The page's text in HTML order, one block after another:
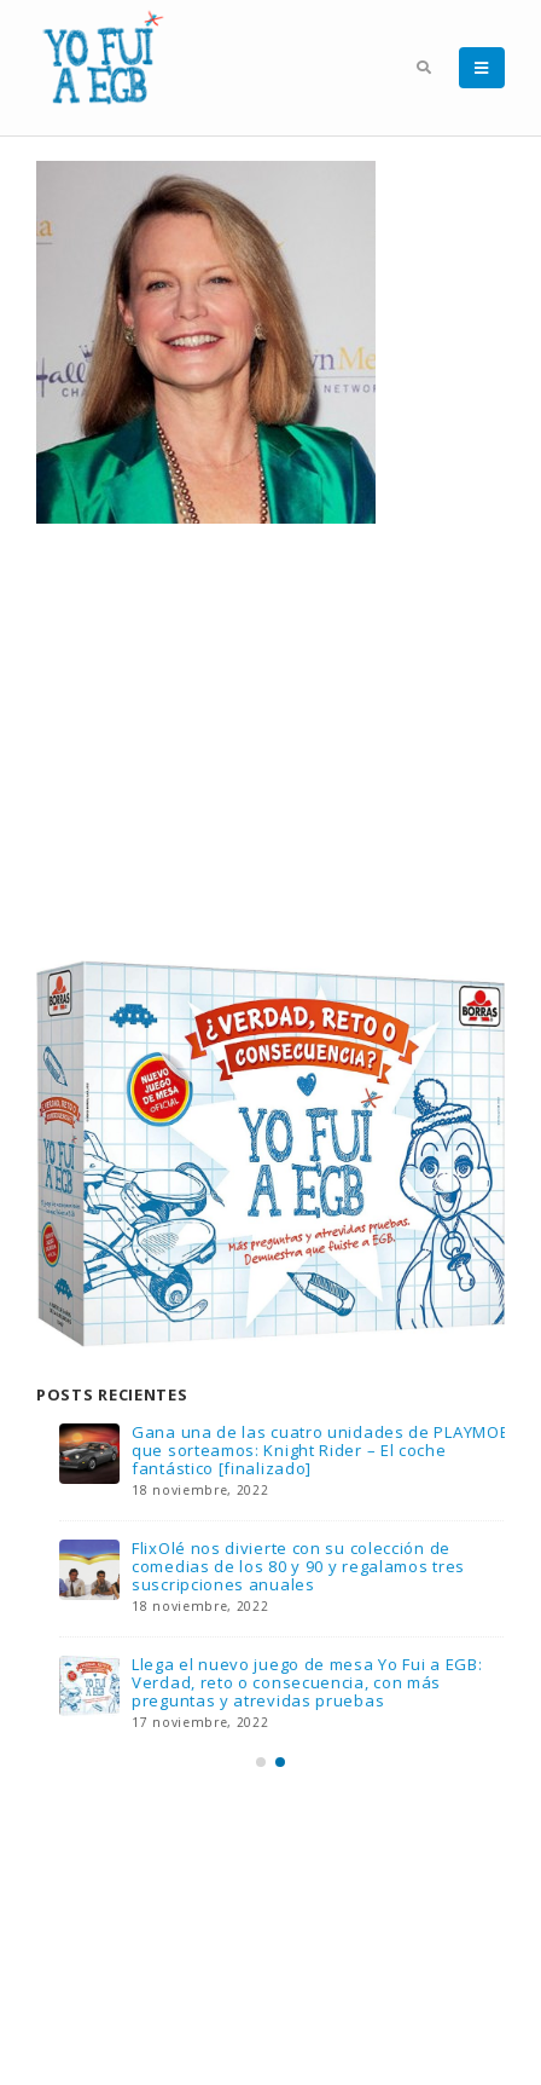
POSTS RECIENTES
Gana una de las cuatro unidades de PLAYMOBIL
que sorteamos: Knight Rider – El coche
fantástico [finalizado]
18 noviembre, 2022
FlixOlé nos divierte con su colección de
comedias de los 80 y 90 y regalamos tres
suscripciones anuales
18 noviembre, 2022
Llega el nuevo juego de mesa Yo Fui a EGB:
Verdad, reto o consecuencia, con más
preguntas y atrevidas pruebas
17 noviembre, 2022